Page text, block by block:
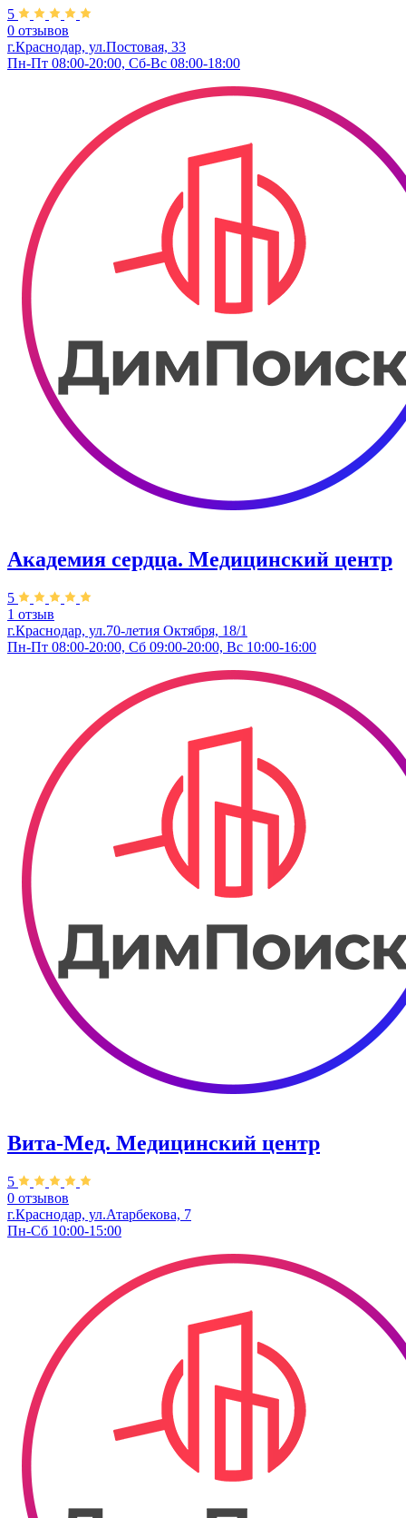
5
0 отзывов
г.Краснодар, ул.​Постовая, 33
Пн-Пт 08:00-20:00, Сб-Вс 08:00-18:00
Академия сердца. Медицинский центр
5
1 отзыв
г.Краснодар, ул.70-летия Октября, 18/1
Пн-Пт 08:00-20:00, Сб 09:00-20:00, Вс 10:00-16:00
Вита-Мед. Медицинский центр
5
0 отзывов
г.Краснодар, ул.Атарбекова, 7
Пн-Сб 10:00-15:00